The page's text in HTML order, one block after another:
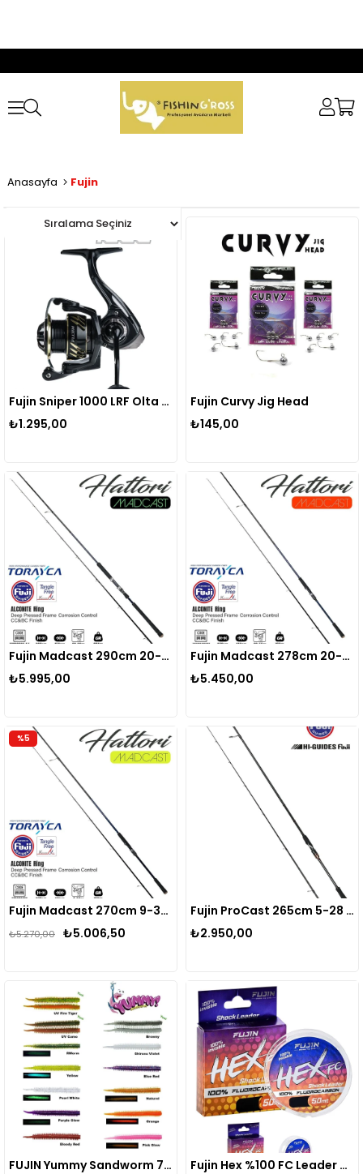
Anasayfa Fujin
Fujin Sniper 1000 LRF Olta Makinesi
₺1.295,00
Fujin Curvy Jig Head
₺145,00
Fujin Madcast 290cm 20-80gr Shore Jig Kamışı
₺5.995,00
Fujin Madcast 278cm 20-55gr Spin Kamışı
₺5.450,00
Fujin Madcast 270cm 9-34gr Spin Kamışı
₺5.006,50
₺5.270,00
%5
Fujin ProCast 265cm 5-28 gr Spin Kamışı
₺2.950,00
FUJIN Yummy Sandworm 7cm LRF Silikonu
Fujin Hex %100 FC Leader 50mt Misina